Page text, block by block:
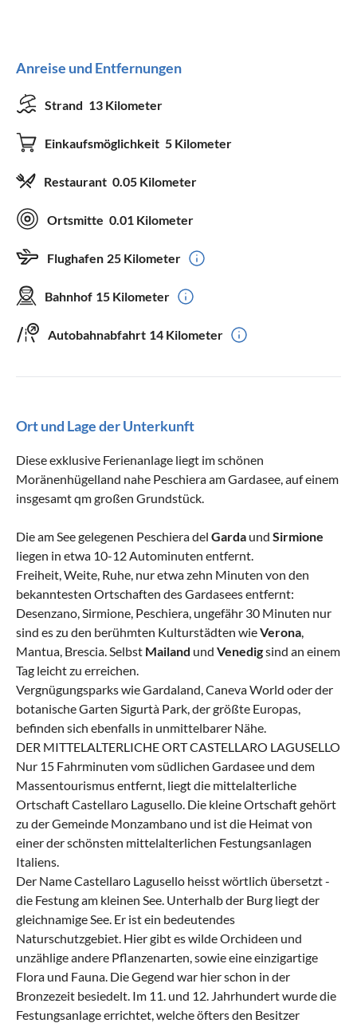
Anreise und Entfernungen
Strand 13 Kilometer
Einkaufsmöglichkeit 5 Kilometer
Restaurant 0.05 Kilometer
Ortsmitte 0.01 Kilometer
Flughafen 25 Kilometer
Bahnhof 15 Kilometer
Autobahnabfahrt 14 Kilometer
Ort und Lage der Unterkunft
Diese exklusive Ferienanlage liegt im schönen
Moränenhügelland nahe Peschiera am Gardasee, auf einem
insgesamt qm großen Grundstück.
Die am See gelegenen Peschiera del Garda und Sirmione
liegen in etwa 10-12 Autominuten entfernt.
Freiheit, Weite, Ruhe, nur etwa zehn Minuten von den
bekanntesten Ortschaften des Gardasees entfernt:
Desenzano, Sirmione, Peschiera, ungefähr 30 Minuten nur
sind es zu den berühmten Kulturstädten wieVerona
Mantua, Brescia. Selbst Mailand und Venedigsind an einem
Tag leicht zu erreichen.
Vergnügungsparks wie Gardaland, Caneva World oder der
botanische Garten Sigurtà Park, der größte Europas,
befinden sich ebenfalls in unmittelbarer Nähe.
DER MITTELALTERLICHE ORT CASTELLARO LAGUSELLO
Nur 15 Fahrminuten vom südlichen Gardasee und dem
Massentourismus entfernt, liegt die mittelalterliche
Ortschaft Castellaro Lagusello. Die kleine Ortschaft gehört
zu der Gemeinde Monzambano und ist die Heimat von
einer der schönsten mittelalterlichen Festungsanlagen
Italiens.
Der Name Castellaro Lagusello heisst wörtlich übersetzt -
die Festung am kleinen See. Unterhalb der Burg liegt der
gleichnamige See. Er ist ein bedeutendes
Naturschutzgebiet. Hier gibt es wilde Orchideen und
unzählige andere Pflanzenarten, sowie eine einzigartige
Flora und Fauna. Die Gegend war hier schon in der
Bronzezeit besiedelt. Im 11. und 12. Jahrhundert wurde die
Festungsanlage errichtet, welche öfters den Besitzer